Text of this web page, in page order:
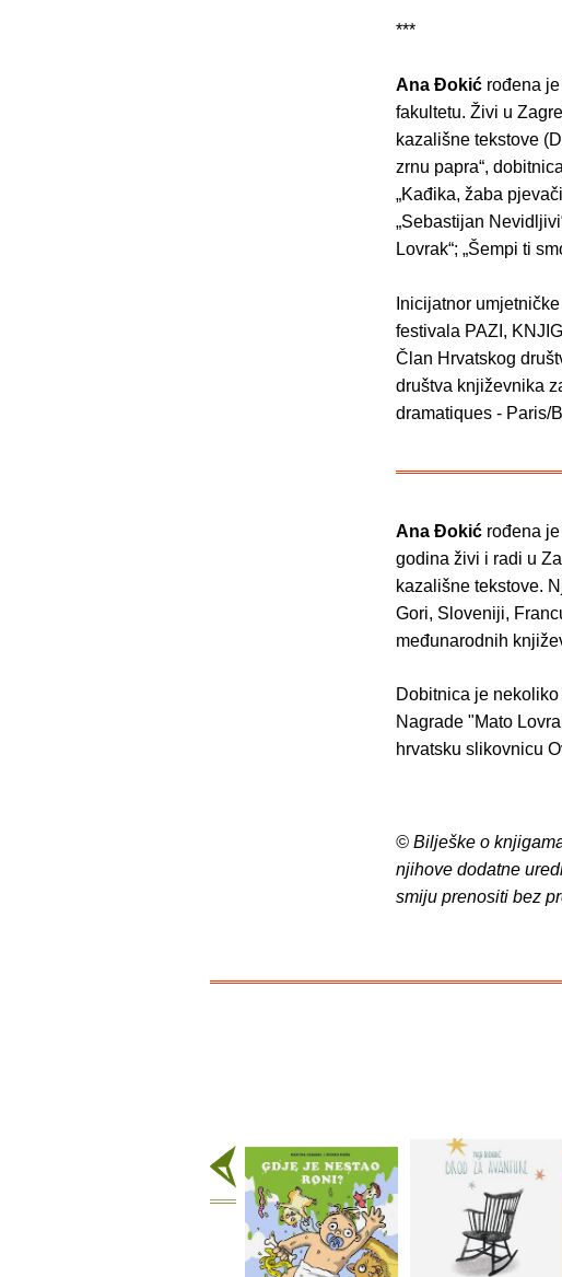
***
Ana Ðokić rođena
fakultetu. Živi u
kazališne tekstove
zrnu papra“,
„Kađika, žaba
„Sebastijan
Lovrak“; „Šempi ti
Inicijatnor
festivala PAZI,
Član Hrvatskog
društva književnika
dramatiques - Paris/
Ana Đokić rođena
godina živi i radi u
kazališne tekstove.
Gori, Sloveniji,
međunarodnih
Dobitnica je
Nagrade "Mato
hrvatsku slikovnicu
© Bilješke o
njihove dodatne
smiju prenositi bez